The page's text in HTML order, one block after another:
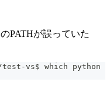
PATHが誤っていた
test-vs$ which python